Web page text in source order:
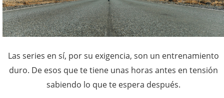
Las series en sí, por su exigencia, son un entrenamiento
duro. De esos que te tiene unas horas antes en tensión
sabiendo lo que te espera después.